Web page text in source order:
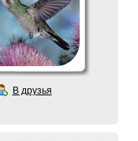
В друзья